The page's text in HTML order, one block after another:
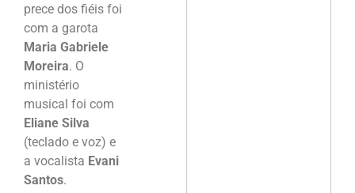
prece dos fiéis foi
com a garota
Maria Gabriele
Moreira. O
ministério
musical foi com
Eliane Silva
(teclado e voz) e
a vocalista Evani
Santos.